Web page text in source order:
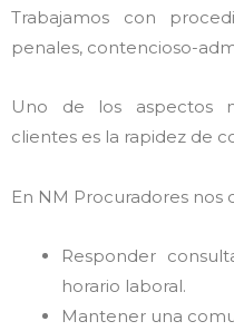
Trabajamos con
penales, contencioso-
Uno de los aspectos
clientes es la rapidez de
En NM Procuradores
Responder
horario laboral.
Mantener una